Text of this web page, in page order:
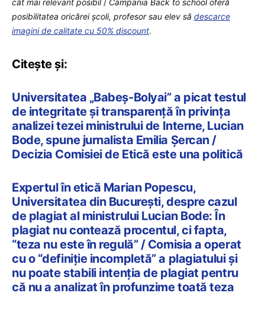
posibilitatea oricărei școli, profesor sau elev să descarce
imagini de calitate cu 50% discount.
Citește și:
Universitatea „Babeș-Bolyai” a picat testul
de integritate și transparență în privința
analizei tezei ministrului de Interne, Lucian
Bode, spune jurnalista Emilia Șercan /
Decizia Comisiei de Etică este una politică
Expertul în etică Marian Popescu,
Universitatea din București, despre cazul
de plagiat al ministrului Lucian Bode: În
plagiat nu contează procentul, ci fapta,
“teza nu este în regulă” / Comisia a operat
cu o “definiție incompletă” a plagiatului și
nu poate stabili intenția de plagiat pentru
că nu a analizat în profunzime toată teza